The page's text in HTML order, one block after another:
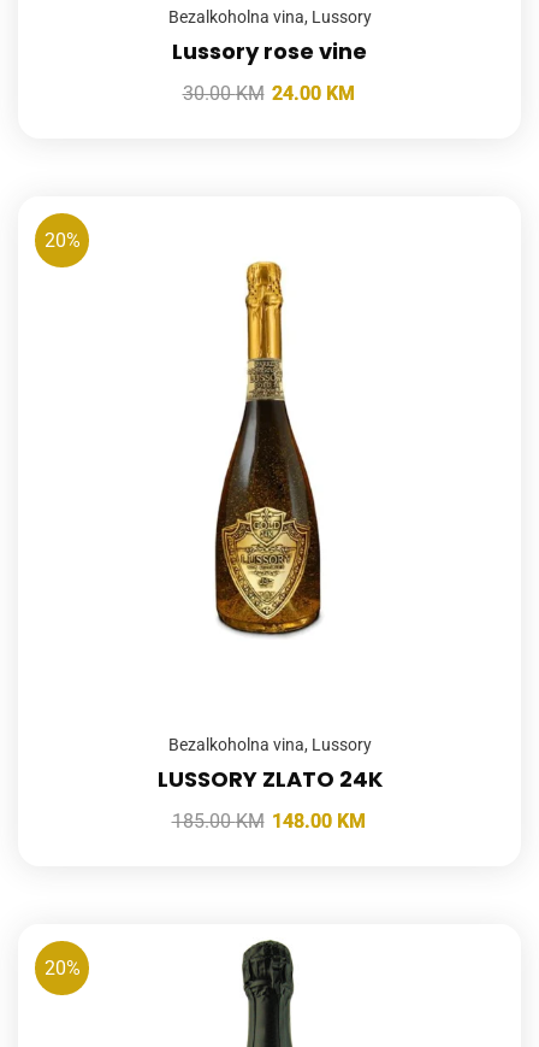
Bezalkoholna vina, Lussory
Lussory rose vine
30.00KM 24.00 KM
20%
Bezalkoholna vina, Lussory
LUSSORY ZLATO 24K
185.00KM 148.00 KM
20%